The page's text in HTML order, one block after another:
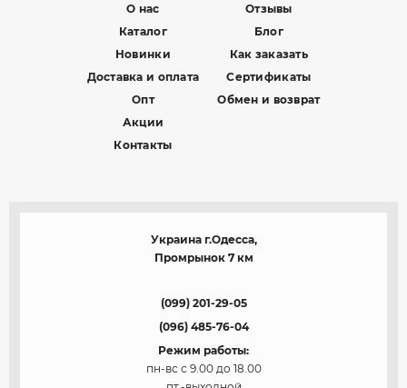
О нас
Каталог
Новинки
Доставка и оплата
Опт
Акции
Контакты
Отзывы
Блог
Как заказать
Сертификаты
Обмен и возврат
Украина г.Одесса,
Промрынок 7 км
(099) 201-29-05
(096) 485-76-04
Режим работы:
пн-вс с 9.00 до 18.00